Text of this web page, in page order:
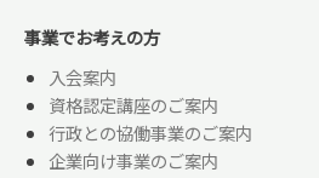
事業でお考えの方
入会案内
資格認定講座のご案内
行政との協働事業のご案内
企業向け事業のご案内